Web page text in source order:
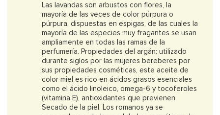
Las lavandas son arbustos con flores, la
mayoría de las veces de color púrpura o
púrpura, dispuestas en espigas, de las cuales la
mayoría de las especies muy fragantes se usan
ampliamente en todas las ramas de la
perfumería. Propiedades del argán: utilizado
durante siglos por las mujeres bereberes por
sus propiedades cosméticas, este aceite de
color miel es rico en ácidos grasos esenciales
como el ácido linoleico, omega-6 y tocoferoles
(vitamina E), antioxidantes que previenen
Secado de la piel. Los romanos ya se